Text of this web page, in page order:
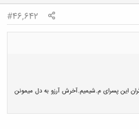
#46,642
این پسرای م.شیمیم.آخرش آرزو به دل میمونن